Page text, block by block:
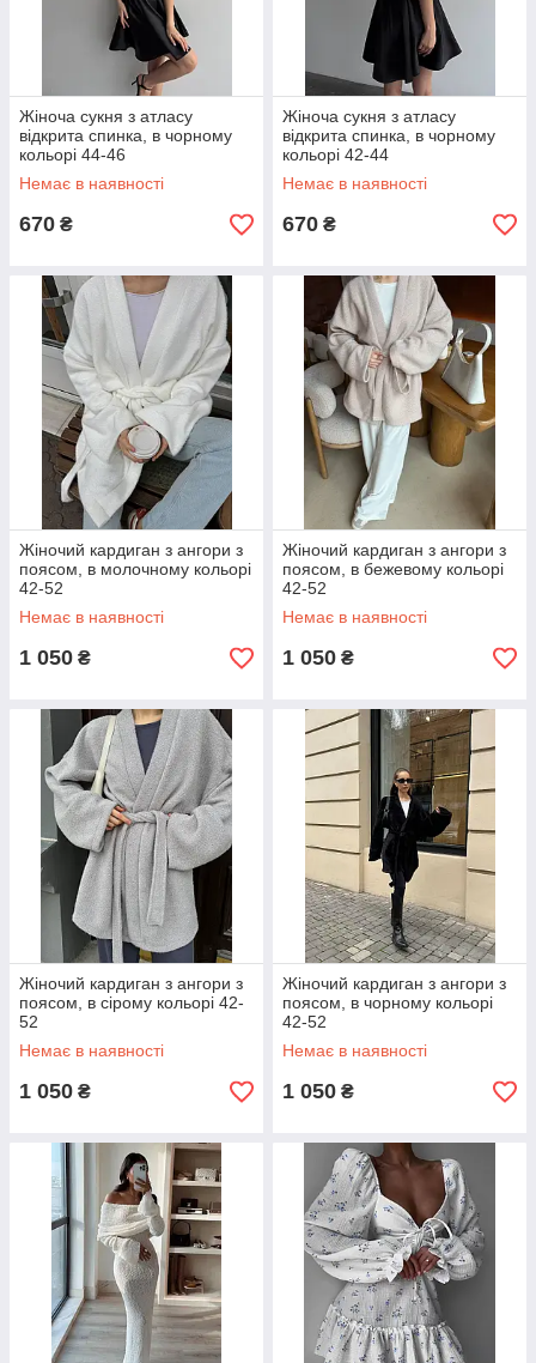
Жіноча сукня з атласу
відкрита спинка, в чорному
кольорі 44-46
Немає в наявності
670 ₴
Жіноча сукня з атласу
відкрита спинка, в чорному
кольорі 42-44
Немає в наявності
670 ₴
Жіночий кардиган з ангори з
поясом, в молочному кольорі
42-52
Немає в наявності
1 050 ₴
Жіночий кардиган з ангори з
поясом, в бежевому кольорі
42-52
Немає в наявності
1 050 ₴
Жіночий кардиган з ангори з
поясом, в сірому кольорі 42-
52
Немає в наявності
1 050 ₴
Жіночий кардиган з ангори з
поясом, в чорному кольорі
42-52
Немає в наявності
1 050 ₴